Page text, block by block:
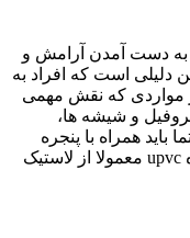
به دست آمدن آرامش و
دلیلی است که افراد به
مواردی که نقش مهمی
و شیشه ها،
باید همراه با پنجره
نصب شوند. لاستیک درزگیر پنجره دوجداره upvc معمولا از لاستیک